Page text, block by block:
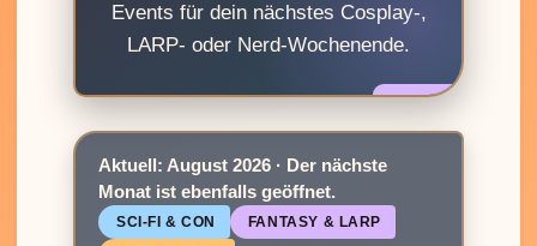
Events für dein nächstes Cosplay-,
LARP- oder Nerd-Wochenende.
Aktuell: August 2026 · Der nächste
Monat ist ebenfalls geöffnet.
SCI‑FI & CON FANTASY & LARP